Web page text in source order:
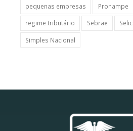
pequenas empresas
Pronampe
regime tributário
Sebrae Selic
Simples Nacional